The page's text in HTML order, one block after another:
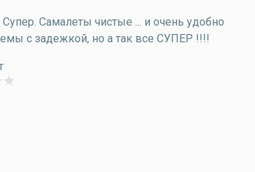
Самалеты чистые ... и очень удобно
с задежкой, но а так все СУПЕР !!!!